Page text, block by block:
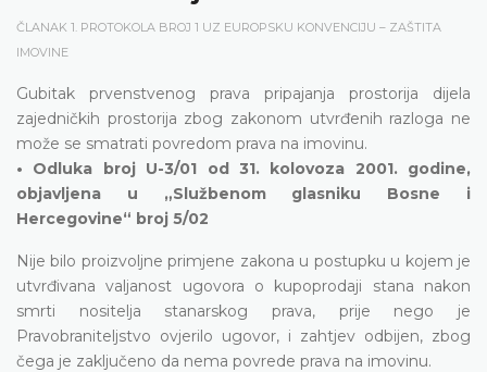
ČLANAK 1. PROTOKOLA BROJ 1 UZ EUROPSKU KONVENCIJU – ZAŠTITA
IMOVINE
Gubitak prvenstvenog prava pripajanja prostorija dijela
zajedničkih prostorija zbog zakonom utvrđenih razloga ne
može se smatrati povredom prava na imovinu.
• Odluka broj U-3/01 od 31. kolovoza 2001. godine,
objavljena u „Službenom glasniku Bosne i
Hercegovine“ broj 5/02
Nije bilo proizvoljne primjene zakona u postupku u kojem je
utvrđivana valjanost ugovora o kupoprodaji stana nakon
smrti nositelja stanarskog prava, prije nego je
Pravobraniteljstvo ovjerilo ugovor, i zahtjev odbijen, zbog
čega je zaključeno da nema povrede prava na imovinu.